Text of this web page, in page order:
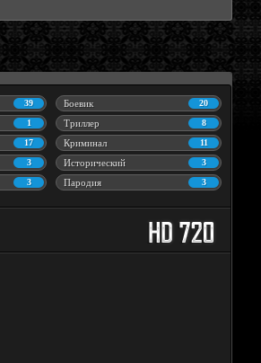
39 20
Боевик
1 8
Триллер
17 11
Криминал
3 3
Исторический
3 3
Пародия